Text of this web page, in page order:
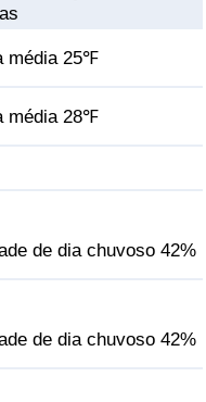
média 25℉
média 28℉
de dia chuvoso 42%
de dia chuvoso 42%